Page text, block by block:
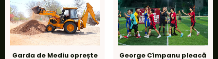
Garda de Mediu oprește George Cîmpanu pleacă